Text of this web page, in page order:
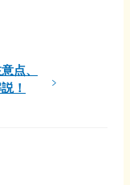
点、
！